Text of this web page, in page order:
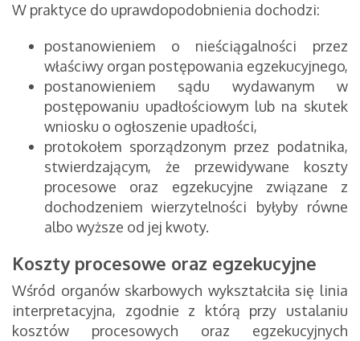
W praktyce do uprawdopodobnienia dochodzi:
postanowieniem o nieściągalności przez
właściwy organ postępowania egzekucyjnego,
postanowieniem sądu wydawanym w
postępowaniu upadłościowym lub na skutek
wniosku o ogłoszenie upadłości,
protokołem sporządzonym przez podatnika,
stwierdzającym, że przewidywane koszty
procesowe oraz egzekucyjne związane z
dochodzeniem wierzytelności byłyby równe
albo wyższe od jej kwoty.
Koszty procesowe oraz egzekucyjne
Wśród organów skarbowych wykształciła się linia
interpretacyjna, zgodnie z którą przy ustalaniu
kosztów procesowych oraz egzekucyjnych